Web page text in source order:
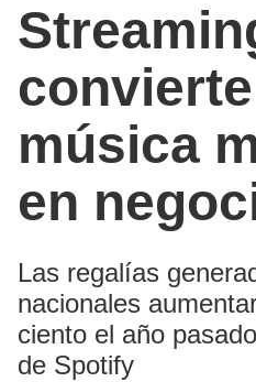
música
en
Las regalías
nacionales
ciento el año
de Spotify